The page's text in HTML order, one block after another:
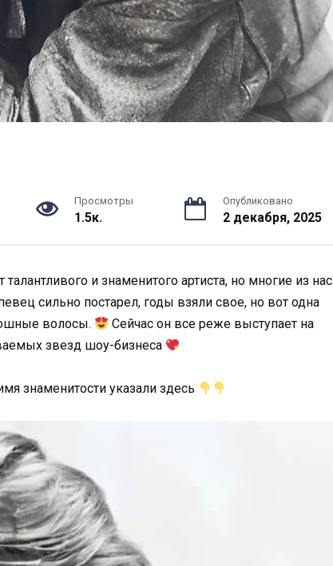
Просмотры
1.5к.
Опубликовано
2 декабря, 2025
и знаменитого артиста, но многие из нас
сильно постарел, годы взяли свое, но вот одна
волосы.
Сейчас он все реже выступает на
звезд шоу-бизнеса
знаменитости указали здесь